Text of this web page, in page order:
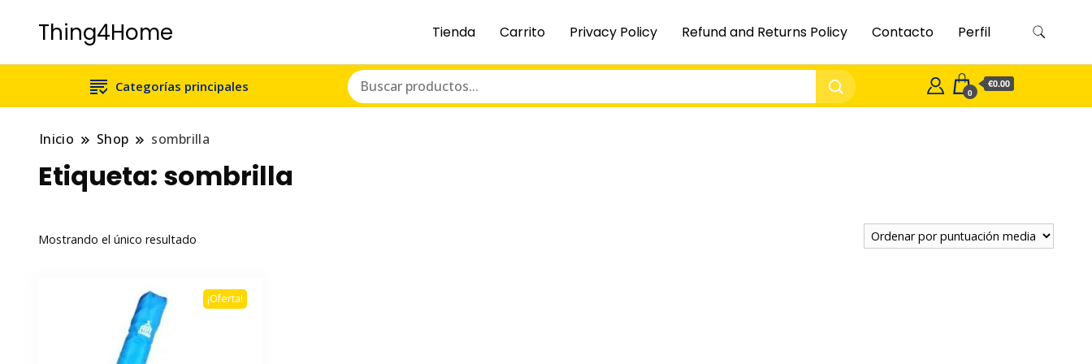
Thing4Home Tienda Carrito Privacy Policy Refund and Returns Policy Contacto Perfil
Categorías principales 0
€0.00
Inicio Shop sombrilla
Etiqueta: sombrilla
Mostrando el único resultado
¡Oferta!